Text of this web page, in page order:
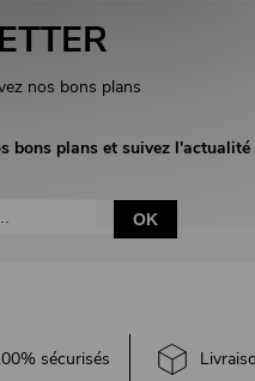
nos bons plans
plans et suivez l'actualité
OK
sécurisés